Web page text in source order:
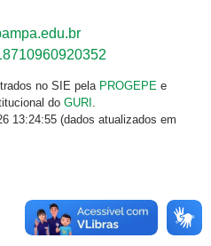
no SIE pela PROGEPE e
do GURI .
13:24:55 (dados atualizados em